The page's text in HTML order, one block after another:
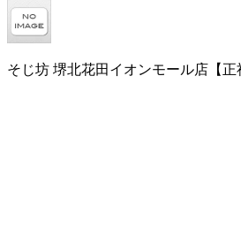
そじ坊 堺北花田イオンモール店【